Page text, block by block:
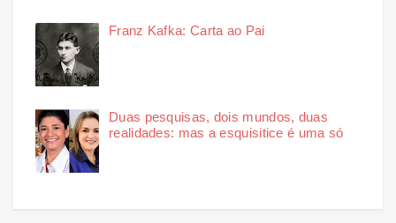
Franz Kafka: Carta ao Pai
Duas pesquisas, dois mundos, duas
realidades: mas a esquisitice é uma só